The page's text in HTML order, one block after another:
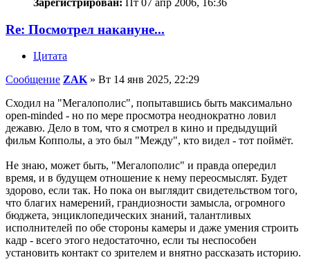
Re: Посмотрел накануне...
Цитата
Сообщение ZAK » Вт 14 янв 2025, 22:29
Сходил на "Мегалополис", попытавшись быть максимально
open-minded - но по мере просмотра неоднократно ловил
дежавю. Дело в том, что я смотрел в кино и предыдущий
фильм Копполы, а это был "Между", кто видел - тот поймёт.
Не знаю, может быть, "Мегалополис" и правда опередил
время, и в будущем отношение к нему переосмыслят. Будет
здорово, если так. Но пока он выглядит свидетельством того,
что благих намерений, грандиозности замысла, огромного
бюджета, энциклопедических знаний, талантливых
исполнителей по обе стороны камеры и даже умения строить
кадр - всего этого недостаточно, если ты неспособен
установить контакт со зрителем и внятно рассказать историю.